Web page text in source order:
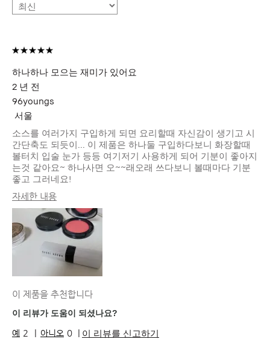
하나하나 모으는 재미가 있어요
2 년 전
96youngs
서울
소스를 여러가지 구입하게 되면 요리할때 자신감이 생기고 시
간단축도 되듯이... 이 제품은 하나둘 구입하다보니 화장할때
볼터치 입술 눈가 등등 여기저기 사용하게 되어 기분이 좋아지
는것 같아요~ 하나사면 오~~래오래 쓰다보니 볼때마다 기분
좋고 그러네요!
자세한 내용
피부 타입
중성
피부 톤
라이트 - 미디엄
피부 고민
내추럴 글로우, 즉각적인 효과, 지속성
이 제품을 추천합니다
이 리뷰가 도움이 되셨나요?
2 0 이 리뷰를 신고하기